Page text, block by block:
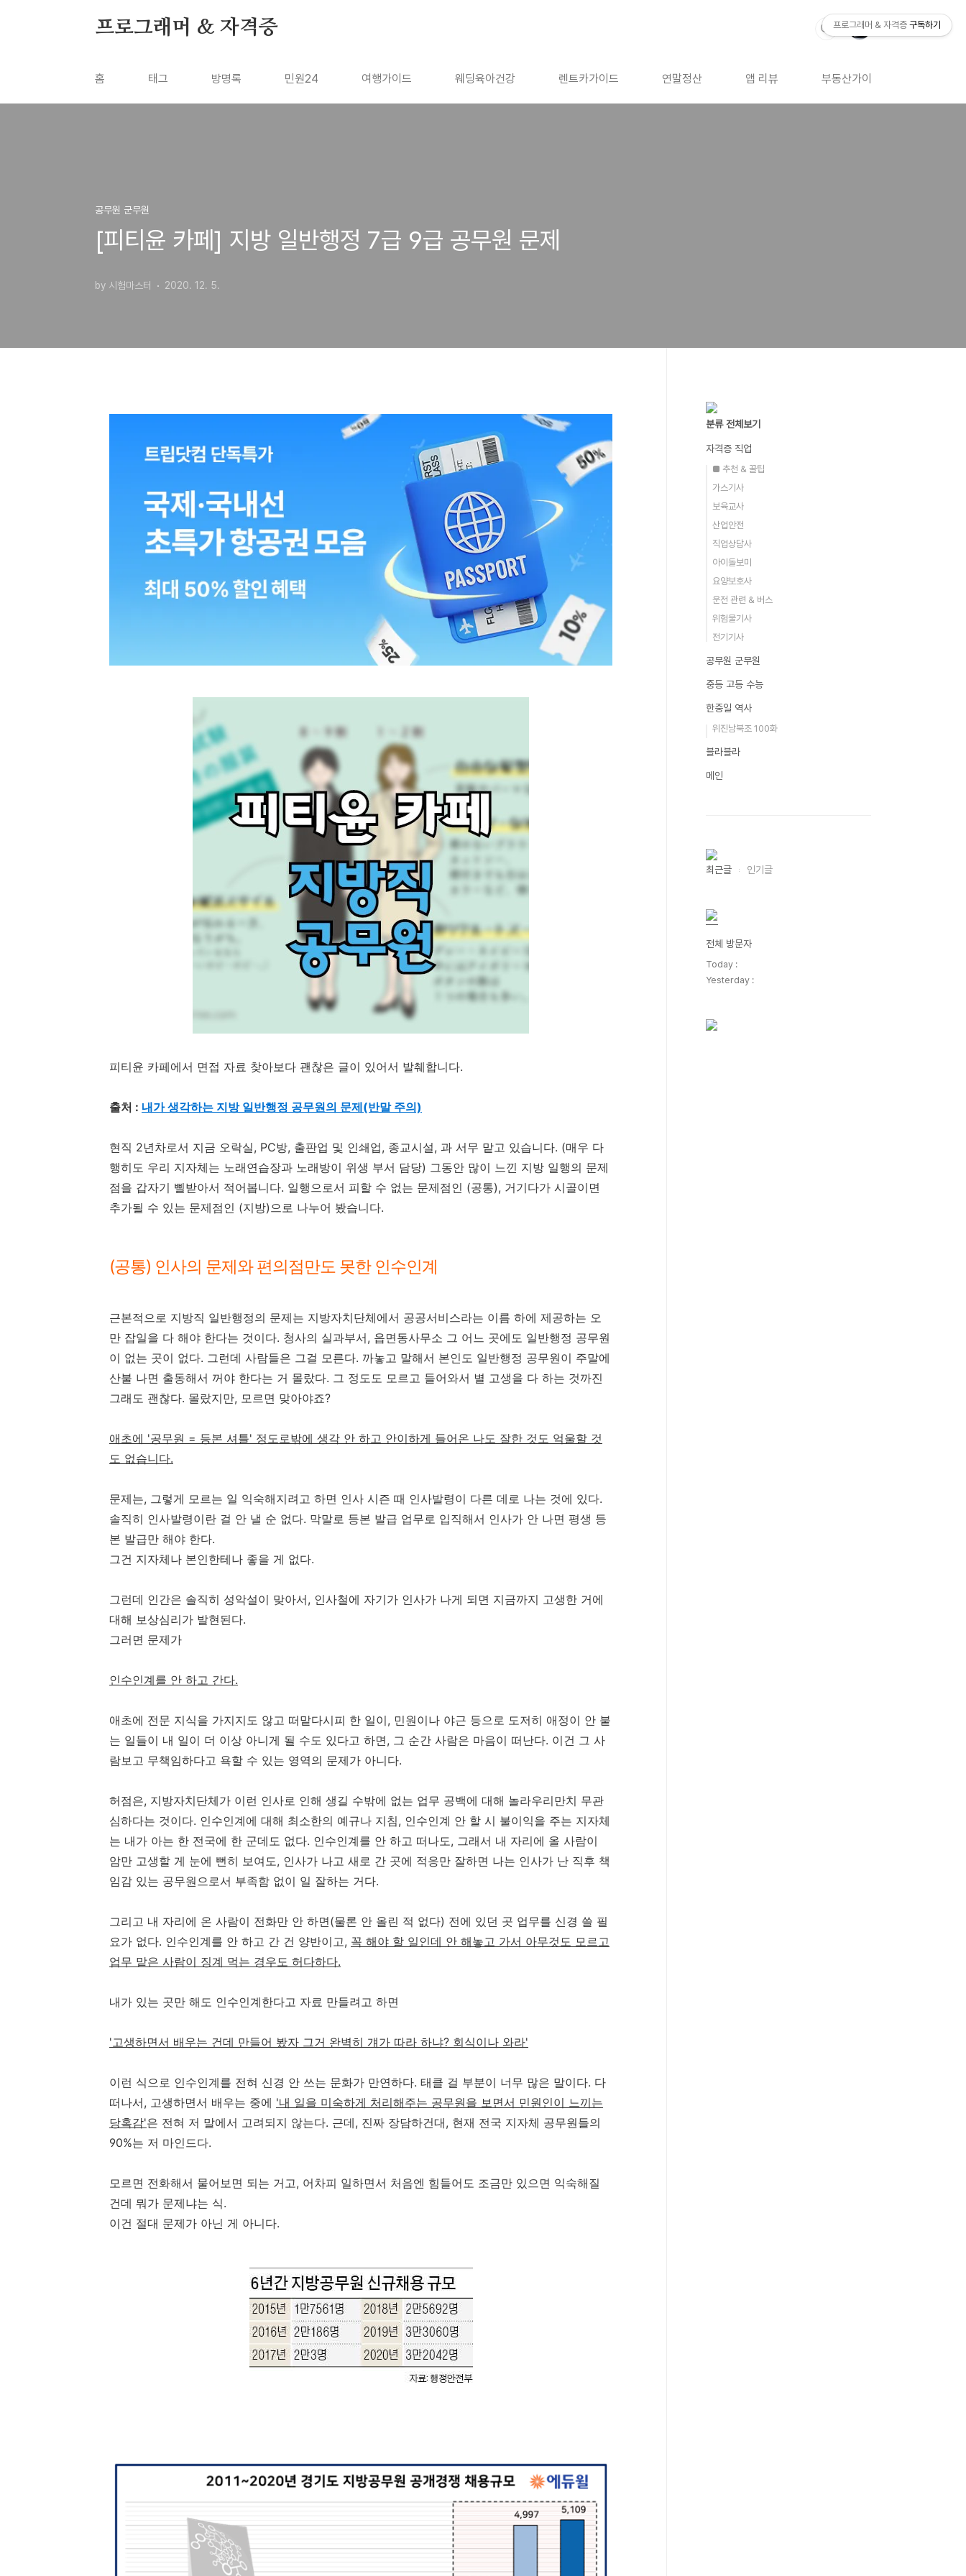
프로그래머 & 자격증
홈 태그 방명록 민원24 여행가이드 웨딩육아건강 렌트카가이드 연말정산 앱 리뷰 부동산가이드
공무원 군무원
[피티윤 카페] 지방 일반행정 7급 9급 공무원 문제
by 시험마스터 2020. 12. 5.
피티윤 카페에서 면접 자료 찾아보다 괜찮은 글이 있어서 발췌합니다.
출처 : 내가 생각하는 지방 일반행정 공무원의 문제(반말 주의)
현직 2년차로서 지금 오락실, PC방, 출판업 및 인쇄업, 종교시설, 과 서무 맡고 있습니다. (매우 다
행히도 우리 지자체는 노래연습장과 노래방이 위생 부서 담당) 그동안 많이 느낀 지방 일행의 문제
점을 갑자기 삘받아서 적어봅니다. 일행으로서 피할 수 없는 문제점인 (공통), 거기다가 시골이면
추가될 수 있는 문제점인 (지방)으로 나누어 봤습니다.
(공통) 인사의 문제와 편의점만도 못한 인수인계
근본적으로 지방직 일반행정의 문제는 지방자치단체에서 공공서비스라는 이름 하에 제공하는 오
만 잡일을 다 해야 한다는 것이다. 청사의 실과부서, 읍면동사무소 그 어느 곳에도 일반행정 공무원
이 없는 곳이 없다. 그런데 사람들은 그걸 모른다. 까놓고 말해서 본인도 일반행정 공무원이 주말에
산불 나면 출동해서 꺼야 한다는 거 몰랐다. 그 정도도 모르고 들어와서 별 고생을 다 하는 것까진
그래도 괜찮다. 몰랐지만, 모르면 맞아야죠?
애초에 '공무원 = 등본 셔틀' 정도로밖에 생각 안 하고 안이하게 들어온 나도 잘한 것도 억울할 것
도 없습니다.
문제는, 그렇게 모르는 일 익숙해지려고 하면 인사 시즌 때 인사발령이 다른 데로 나는 것에 있다.
솔직히 인사발령이란 걸 안 낼 순 없다. 막말로 등본 발급 업무로 입직해서 인사가 안 나면 평생 등
본 발급만 해야 한다.
그건 지자체나 본인한테나 좋을 게 없다.
그런데 인간은 솔직히 성악설이 맞아서, 인사철에 자기가 인사가 나게 되면 지금까지 고생한 거에
대해 보상심리가 발현된다.
그러면 문제가
인수인계를 안 하고 간다.
애초에 전문 지식을 가지지도 않고 떠맡다시피 한 일이, 민원이나 야근 등으로 도저히 애정이 안 붙
는 일들이 내 일이 더 이상 아니게 될 수도 있다고 하면, 그 순간 사람은 마음이 떠난다. 이건 그 사
람보고 무책임하다고 욕할 수 있는 영역의 문제가 아니다.
허점은, 지방자치단체가 이런 인사로 인해 생길 수밖에 없는 업무 공백에 대해 놀라우리만치 무관
심하다는 것이다. 인수인계에 대해 최소한의 예규나 지침, 인수인계 안 할 시 불이익을 주는 지자체
는 내가 아는 한 전국에 한 군데도 없다. 인수인계를 안 하고 떠나도, 그래서 내 자리에 올 사람이
암만 고생할 게 눈에 뻔히 보여도, 인사가 나고 새로 간 곳에 적응만 잘하면 나는 인사가 난 직후 책
임감 있는 공무원으로서 부족함 없이 일 잘하는 거다.
그리고 내 자리에 온 사람이 전화만 안 하면(물론 안 올린 적 없다) 전에 있던 곳 업무를 신경 쓸 필
요가 없다. 인수인계를 안 하고 간 건 양반이고, 꼭 해야 할 일인데 안 해놓고 가서 아무것도 모르고
업무 맡은 사람이 징계 먹는 경우도 허다하다.
내가 있는 곳만 해도 인수인계한다고 자료 만들려고 하면
'고생하면서 배우는 건데 만들어 봤자 그거 완벽히 걔가 따라 하냐? 회식이나 와라'
이런 식으로 인수인계를 전혀 신경 안 쓰는 문화가 만연하다. 태클 걸 부분이 너무 많은 말이다. 다
떠나서, 고생하면서 배우는 중에 '내 일을 미숙하게 처리해주는 공무원을 보면서 민원인이 느끼는
당혹감'은 전혀 저 말에서 고려되지 않는다. 근데, 진짜 장담하건대, 현재 전국 지자체 공무원들의
90%는 저 마인드다.
모르면 전화해서 물어보면 되는 거고, 어차피 일하면서 처음엔 힘들어도 조금만 있으면 익숙해질
건데 뭐가 문제냐는 식.
이건 절대 문제가 아닌 게 아니다.
분류 전체보기
자격증 직업
■ 추천 & 꿀팁
가스기사
보육교사
산업안전
직업상담사
아이돌보미
요양보호사
운전 관련 & 버스
위험물기사
전기기사
공무원 군무원
중등 고등 수능
한중일 역사
위진남북조 100화
블라블라
메인
최근글 인기글
전체 방문자
Today :
Yesterday :
프로그래머 & 자격증 구독하기